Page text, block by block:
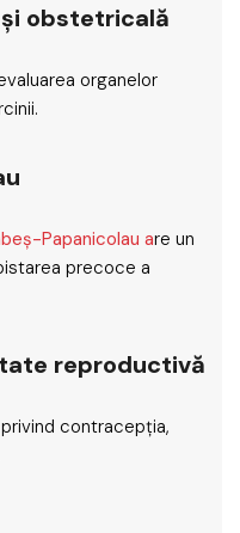
obstetricală
organelor
Papanicolau are un
precoce a
reproductivă
contracepția,